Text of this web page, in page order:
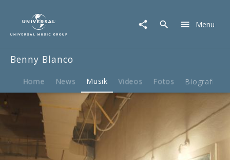
Musik
Lonely
Bieber
Menu
Benny Blanco
Home News Musik Videos Fotos Biografie